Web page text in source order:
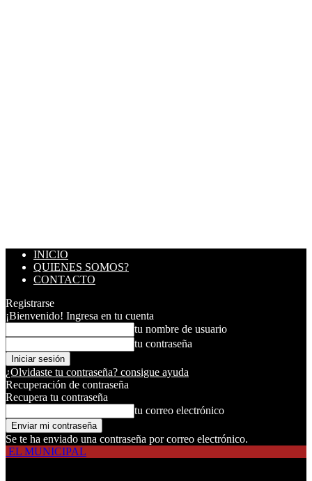
INICIO
QUIENES SOMOS?
CONTACTO
Registrarse
¡Bienvenido! Ingresa en tu cuenta
tu nombre de usuario
tu contraseña
¿Olvidaste tu contraseña? consigue ayuda
Recuperación de contraseña
Recupera tu contraseña
tu correo electrónico
Se te ha enviado una contraseña por correo electrónico.
EL MUNICIPAL